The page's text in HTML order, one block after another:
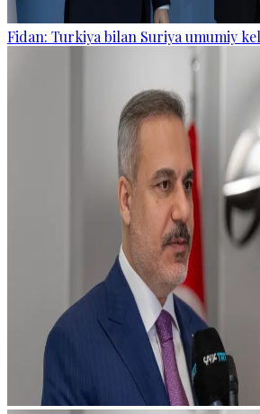
Fidan: Turkiya bilan Suriya umumiy